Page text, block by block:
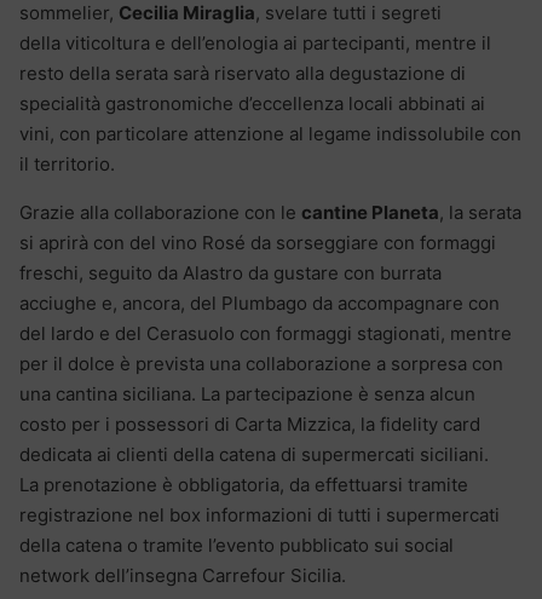
sommelier, Cecilia Miraglia, svelare tutti i segreti
della viticoltura e dell’enologia ai partecipanti, mentre il
resto della serata sarà riservato alla degustazione di
specialità gastronomiche d’eccellenza locali abbinati ai
vini, con particolare attenzione al legame indissolubile con
il territorio.
Grazie alla collaborazione con le cantine Planeta, la serata
si aprirà con del vino Rosé da sorseggiare con formaggi
freschi, seguito da Alastro da gustare con burrata
acciughe e, ancora, del Plumbago da accompagnare con
del lardo e del Cerasuolo con formaggi stagionati, mentre
per il dolce è prevista una collaborazione a sorpresa con
una cantina siciliana. La partecipazione è senza alcun
costo per i possessori di Carta Mizzica, la fidelity card
dedicata ai clienti della catena di supermercati siciliani.
La prenotazione è obbligatoria, da effettuarsi tramite
registrazione nel box informazioni di tutti i supermercati
della catena o tramite l’evento pubblicato sui social
network dell’insegna Carrefour Sicilia.